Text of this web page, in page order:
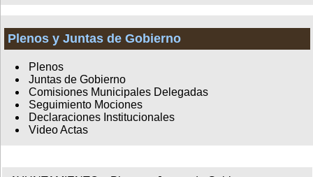
Plenos y Juntas de Gobierno
Plenos
Juntas de Gobierno
Comisiones Municipales Delegadas
Seguimiento Mociones
Declaraciones Institucionales
Video Actas